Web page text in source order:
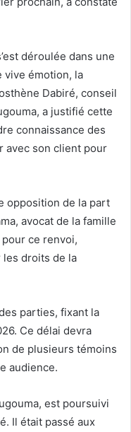
déroulée dans une
vive émotion, la
Dabiré, conseil
a justifié cette
connaissance des
avec son client pour
opposition de la part
avocat de la famille
ce renvoi,
les droits de la
parties, fixant la
Ce délai devra
de plusieurs témoins
audience.
est poursuivi
Il était passé aux